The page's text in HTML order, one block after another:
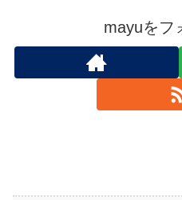
mayuをフ